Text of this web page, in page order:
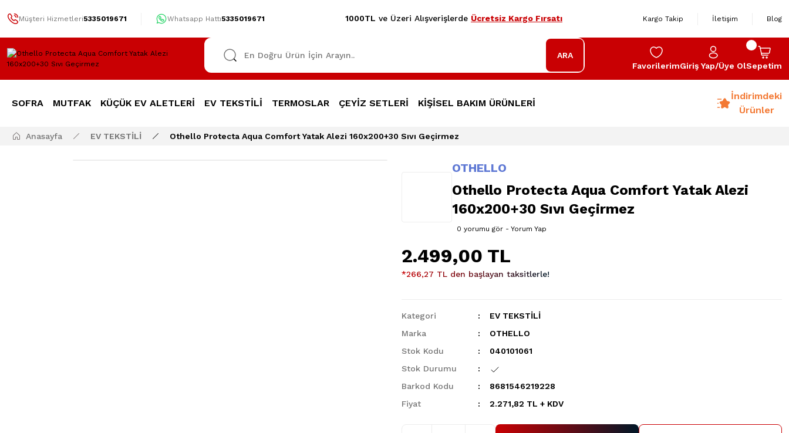
Müşteri Hizmetleri5335019671 Whatsapp Hattı5335019671 1000TL ve Üzeri Alışverişlerde Ücretsiz Kargo Fırsatı Kargo Takip İletişim Blog
ARA
FavorilerimGiriş Yap/Üye OlSepetim
SOFRA MUTFAK KÜÇÜK EV ALETLERİ EV TEKSTİLİ TERMOSLAR ÇEYİZ SETLERİ KİŞİSEL BAKIM ÜRÜNLERİ
İndirimdeki
Ürünler
Anasayfa EV TEKSTİLİ Othello Protecta Aqua Comfort Yatak Alezi 160x200+30 Sıvı Geçirmez
OTHELLO
Othello Protecta Aqua Comfort Yatak Alezi
160x200+30 Sıvı Geçirmez
0 yorumu gör - Yorum Yap
2.499,00 TL
*266,27 TL den başlayan taksitlerle!
Kategori
EV TEKSTİLİ
Marka
OTHELLO
Stok Kodu
040101061
Stok Durumu
Barkod Kodu
8681546219228
Fiyat
2.271,82 TL + KDV